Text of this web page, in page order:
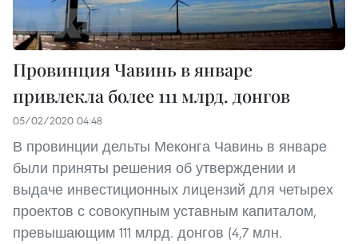
Провинция Чавинь в январе
привлекла более 111 млрд. донгов
05/02/2020 04:48
В провинции дельты Меконга Чавинь в январе
были приняты решения об утверждении и
выдаче инвестиционных лицензий для четырех
проектов с совокупным уставным капиталом,
превышающим 111 млрд. донгов (4,7 млн.